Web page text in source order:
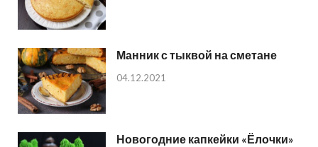
Манник с тыквой на сметане
04.12.2021
Новогодние капкейки «Ёлочки»